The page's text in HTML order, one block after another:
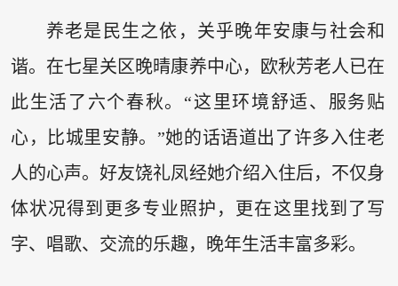
养老是民生之依，关乎晚年安康与社会和
谐。在七星关区晚晴康养中心，欧秋芳老人已在
此生活了六个春秋。“这里环境舒适、服务贴
心，比城里安静。”她的话语道出了许多入住老
人的心声。好友饶礼凤经她介绍入住后，不仅身
体状况得到更多专业照护，更在这里找到了写
字、唱歌、交流的乐趣，晚年生活丰富多彩。